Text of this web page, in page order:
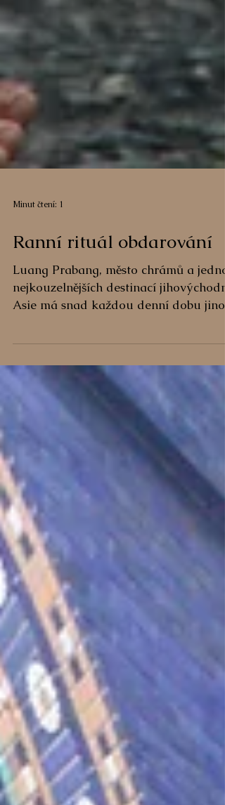
Minut čtení: 1
Ranní rituál obdarování
nejkouzelnějších destinací jihovýchodní
Asie má snad každou denní dobu jinou
tvář. Zatímco...